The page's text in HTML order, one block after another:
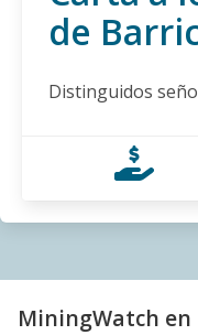
defensoras y
proyecto minero
Ecuador
27.02.2026
Argentina,
de
Distinguidos
MiningWatch